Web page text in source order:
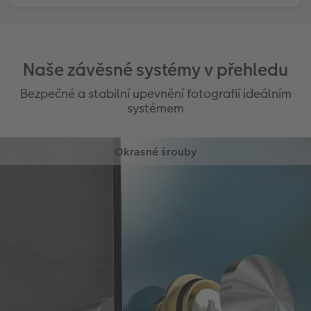
Naše závěsné systémy v přehledu
Bezpečné a stabilní upevnění fotografií ideálním
systémem